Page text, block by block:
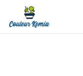
content